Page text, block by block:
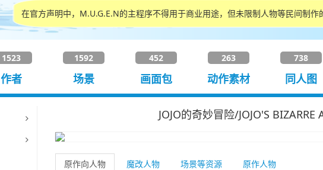
在官方声明中，M.U.G.E.N的主程序不得用于商业用途，但未限制人物等民间制作
1523
作者
1592
场景
452
画面包
263
动作素材
738
同人图
JOJO的奇妙冒险/JOJO'S BIZARRE
原作向人物 魔改人物 场景等资源
原作人物